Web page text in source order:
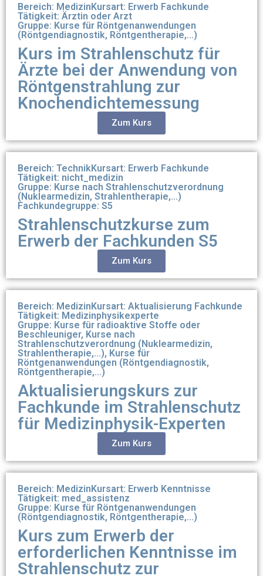
Bereich: MedizinKursart: Erwerb Fachkunde
Tätigkeit: Ärztin oder Arzt
Gruppe: Kurse für Röntgenanwendungen
(Röntgendiagnostik, Röntgentherapie,...)
Kurs im Strahlenschutz für
Ärzte bei der Anwendung von
Röntgenstrahlung zur
Knochendichtemessung
Zum Kurs
Bereich: TechnikKursart: Erwerb Fachkunde
Tätigkeit: nicht_medizin
Gruppe: Kurse nach Strahlenschutzverordnung
(Nuklearmedizin, Strahlentherapie,...)
Fachkundegruppe: S5
Strahlenschutzkurse zum
Erwerb der Fachkunden S5
Zum Kurs
Bereich: MedizinKursart: Aktualisierung Fachkunde
Tätigkeit: Medizinphysikexperte
Gruppe: Kurse für radioaktive Stoffe oder
Beschleuniger, Kurse nach
Strahlenschutzverordnung (Nuklearmedizin,
Strahlentherapie,...), Kurse für
Röntgenanwendungen (Röntgendiagnostik,
Röntgentherapie,...)
Aktualisierungskurs zur
Fachkunde im Strahlenschutz
für Medizinphysik-Experten
Zum Kurs
Bereich: MedizinKursart: Erwerb Kenntnisse
Tätigkeit: med_assistenz
Gruppe: Kurse für Röntgenanwendungen
(Röntgendiagnostik, Röntgentherapie,...)
Kurs zum Erwerb der
erforderlichen Kenntnisse im
Strahlenschutz zur